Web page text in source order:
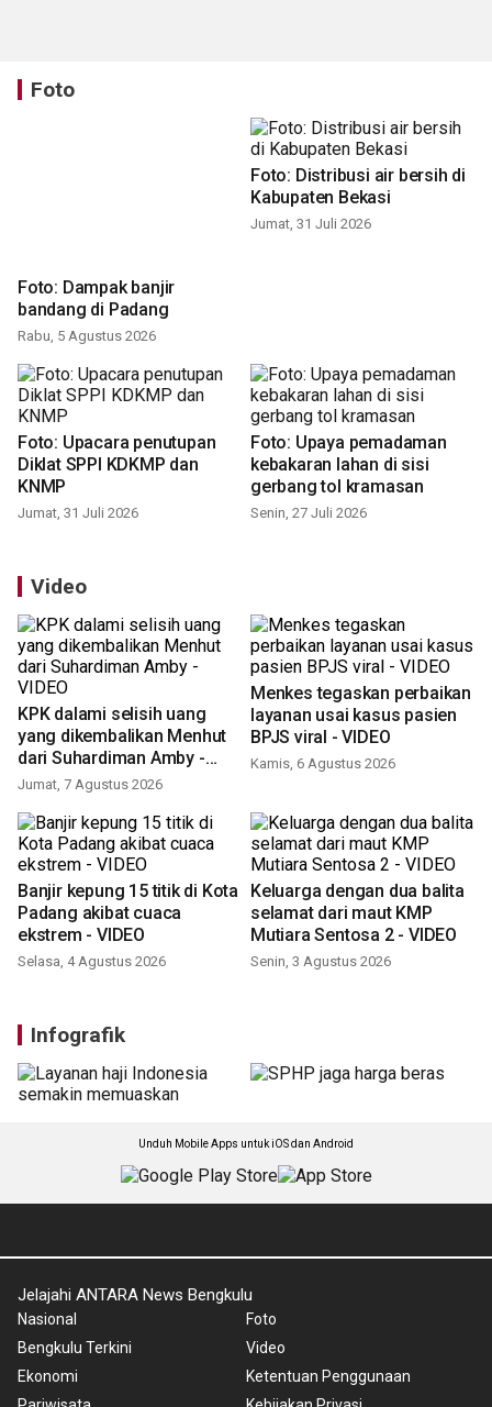
Foto
Foto: Dampak banjir
bandang di Padang
Rabu, 5 Agustus 2026
KNMP
Video
KPK dalami selisih uang
yang dikembalikan Menhut
dari Suhardiman Amby -
VIDEO
Jumat, 7 Agustus 2026
BPJS viral - VIDEO
Kamis, 6 Agustus 2026
Banjir kepung 15 titik di Kota
Padang akibat cuaca
ekstrem - VIDEO
selamat dari maut KMP
Unduh Mobile Apps untuk iOS dan Android